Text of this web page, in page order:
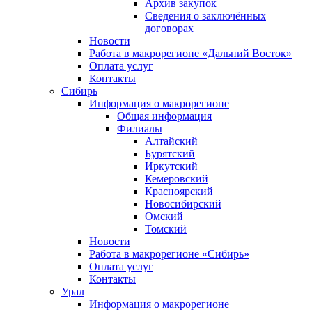
Архив закупок
Сведения о заключённых
договорах
Новости
Работа в макрорегионе «Дальний Восток»
Оплата услуг
Контакты
Сибирь
Информация о макрорегионе
Общая информация
Филиалы
Алтайский
Бурятский
Иркутский
Кемеровский
Красноярский
Новосибирский
Омский
Томский
Новости
Работа в макрорегионе «Сибирь»
Оплата услуг
Контакты
Урал
Информация о макрорегионе